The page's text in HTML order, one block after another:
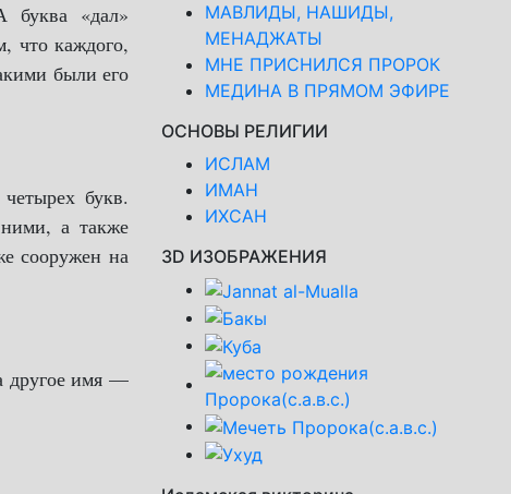
«дал»
что каждого,
были его
букв.
а также
сооружен на
другое имя —
МАВЛИДЫ, НАШИДЫ,
МЕНАДЖАТЫ
МНЕ ПРИСНИЛСЯ ПРОРОК
МЕДИНА В ПРЯМОМ ЭФИРЕ
ОСНОВЫ РЕЛИГИИ
ИСЛАМ
ИМАН
ИХСАН
3D ИЗОБРАЖЕНИЯ